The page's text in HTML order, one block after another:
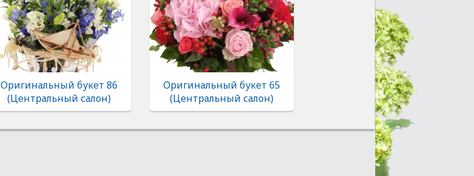
Оригинальный букет 86
(Центральный салон)
Оригинальный букет 65
(Центральный салон)